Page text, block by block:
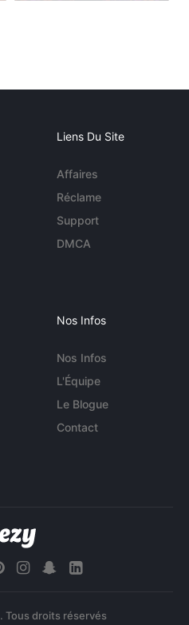
Liens Du Site
Affaires
Réclame
Support
DMCA
Nos Infos
Nos Infos
L'Équipe
Le Blogue
Contact
Tous droits réservés